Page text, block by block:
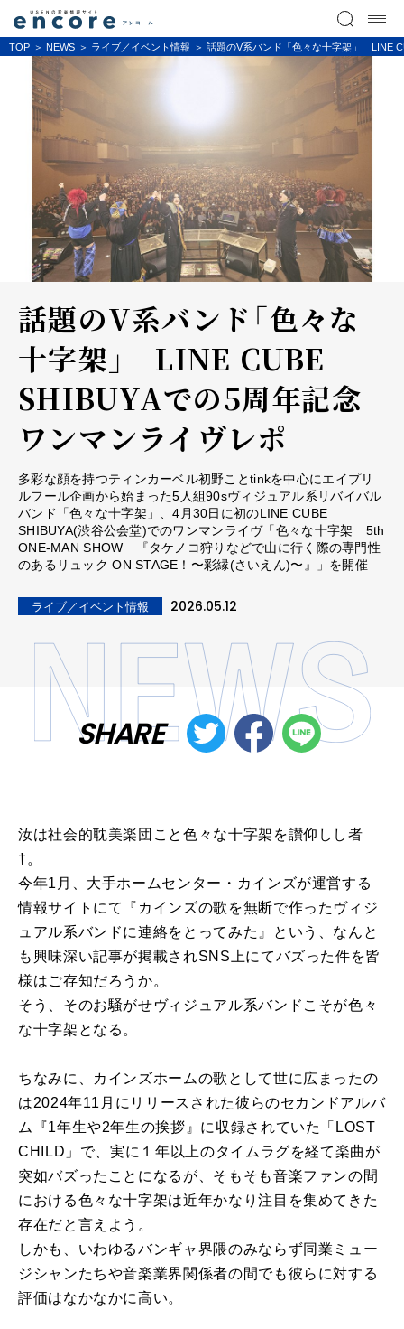
TOP NEWS ライブ／イベント情報 話題のV系バンド「色々な十字架」 LINE
話題のV系バンド「色々な
十字架」 LINE CUBE
SHIBUYAでの5周年記念
ワンマンライヴレポ
多彩な顔を持つティンカーベル初野ことtinkを中心にエイプリ
ルフール企画から始まった5人組90sヴィジュアル系リバイバル
バンド「色々な十字架」、4月30日に初のLINE CUBE
SHIBUYA(渋谷公会堂)でのワンマンライヴ「色々な十字架 5th
ONE-MAN SHOW 『タケノコ狩りなどで山に行く際の専門性
のあるリュック ON STAGE！〜彩縁(さいえん)〜』」を開催
ライブ／イベント情報 2026.05.12
SHARE
汝は社会的耽美楽団こと色々な十字架を讃仰しし者
†。
今年1月、大手ホームセンター・カインズが運営する
情報サイトにて『カインズの歌を無断で作ったヴィジ
ュアル系バンドに連絡をとってみた』という、なんと
も興味深い記事が掲載されSNS上にてバズった件を皆
様はご存知だろうか。
そう、そのお騒がせヴィジュアル系バンドこそが色々
な十字架となる。
ちなみに、カインズホームの歌として世に広まったの
は2024年11月にリリースされた彼らのセカンドアルバ
ム『1年生や2年生の挨拶』に収録されていた「LOST
CHILD」で、実に１年以上のタイムラグを経て楽曲が
突如バズったことになるが、そもそも音楽ファンの間
における色々な十字架は近年かなり注目を集めてきた
存在だと言えよう。
しかも、いわゆるバンギャ界隈のみならず同業ミュー
ジシャンたちや音楽業界関係者の間でも彼らに対する
評価はなかなかに高い。